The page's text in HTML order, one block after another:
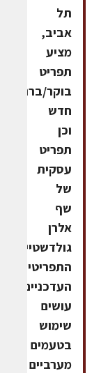
תל
אביב,
מציע
תפריט
בוקר/ברנאץ'
חדש
וכן
תפריט
עסקית
של
שף
אלרן
גולדשטיין.
התפריטים
העדכניים,
עושים
שימוש
בטעמים
מערביים